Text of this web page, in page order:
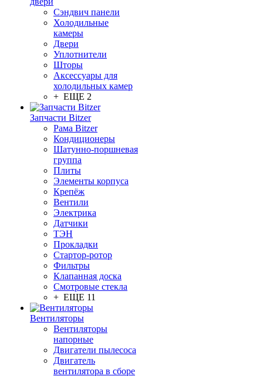
Сэндвич панели
Холодильные
камеры
Двери
Уплотнители
Шторы
Аксессуары для
холодильных камер
+ ЕЩЕ 2
Запчасти Bitzer
Рама Bitzer
Кондиционеры
Шатунно-поршневая
группа
Плиты
Элементы корпуса
Крепёж
Вентили
Электрика
Датчики
ТЭН
Прокладки
Стартор-ротор
Фильтры
Клапанная доска
Смотровые стекла
+ ЕЩЕ 11
Вентиляторы
Вентиляторы
напорные
Двигатели пылесоса
Двигатель
вентилятора в сборе